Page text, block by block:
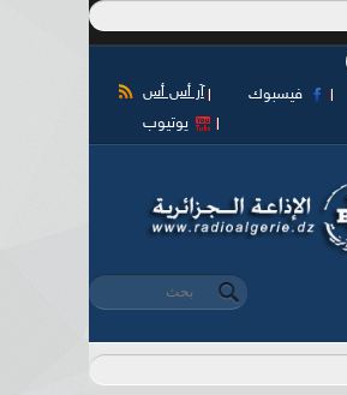
آر أس أس فيسبوك
يوتيوب
استمارة البحث
‏بحث ‏